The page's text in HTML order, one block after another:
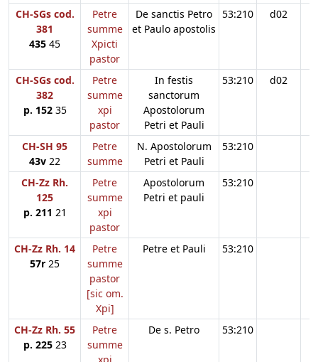
CH-SGs cod.
381
435 45
Petre
summe
Xpicti
pastor
De sanctis Petro
et Paulo apostolis
53:210 d02
CH-SGs cod.
382
p. 15235
Petre
summe
xpi
pastor
In festis
sanctorum
Apostolorum
Petri et Pauli
53:210 d02
CH-SH 95
43v 22
Petre
summe
N. Apostolorum
Petri et Pauli
53:210
CH-Zz Rh.
125
p. 211 21
Petre
summe
xpi
pastor
Apostolorum
Petri et pauli
53:210
CH-Zz Rh. 14
57r 25
Petre
summe
pastor
[sic om.
Xpi]
Petre et Pauli 53:210
CH-Zz Rh. 55
p. 22523
Petre
summe
De s. Petro 53:210